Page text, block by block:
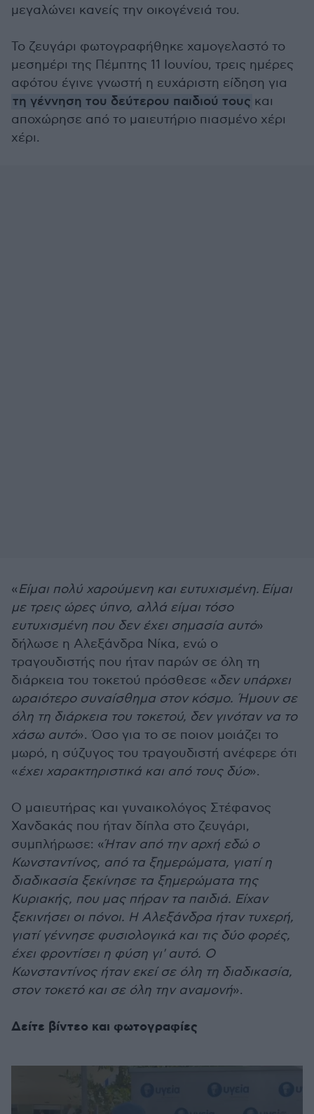
μεγαλώνει κανείς την οικογένειά του.
Το ζευγάρι φωτογραφήθηκε χαμογελαστό το
μεσημέρι της Πέμπτης 11 Ιουνίου, τρεις ημέρες
αφότου έγινε γνωστή η ευχάριστη είδηση για
τη γέννηση του δεύτερου παιδιού τους και
αποχώρησε από το μαιευτήριο πιασμένο χέρι
χέρι.
«Είμαι πολύ χαρούμενη και ευτυχισμένη. Είμαι
με τρεις ώρες ύπνο, αλλά είμαι τόσο
ευτυχισμένη που δεν έχει σημασία αυτό»
δήλωσε η Αλεξάνδρα Νίκα, ενώ ο
τραγουδιστής που ήταν παρών σε όλη τη
διάρκεια του τοκετού πρόσθεσε «δεν υπάρχει
ωραιότερο συναίσθημα στον κόσμο. Ήμουν σε
όλη τη διάρκεια του τοκετού, δεν γινόταν να το
χάσω αυτό». Όσο για το σε ποιον μοιάζει το
μωρό, η σύζυγος του τραγουδιστή ανέφερε ότι
«έχει χαρακτηριστικά και από τους δύο».
Ο μαιευτήρας και γυναικολόγος Στέφανος
Χανδακάς που ήταν δίπλα στο ζευγάρι,
συμπλήρωσε: «Ήταν από την αρχή εδώ ο
Κωνσταντίνος, από τα ξημερώματα, γιατί η
διαδικασία ξεκίνησε τα ξημερώματα της
Κυριακής, που μας πήραν τα παιδιά. Είχαν
ξεκινήσει οι πόνοι. Η Αλεξάνδρα ήταν τυχερή,
γιατί γέννησε φυσιολογικά και τις δύο φορές,
έχει φροντίσει η φύση γι' αυτό. Ο
Κωνσταντίνος ήταν εκεί σε όλη τη διαδικασία,
στον τοκετό και σε όλη την αναμονή».
Δείτε βίντεο και φωτογραφίες